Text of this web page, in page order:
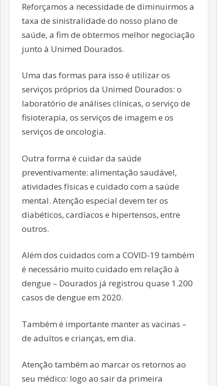
Reforçamos a necessidade de diminuirmos a
taxa de sinistralidade do nosso plano de
saúde, a fim de obtermos melhor negociação
junto à Unimed Dourados.
Uma das formas para isso é utilizar os
serviços próprios da Unimed Dourados: o
laboratório de análises clínicas, o serviço de
fisioterapia, os serviços de imagem e os
serviços de oncologia.
Outra forma é cuidar da saúde
preventivamente: alimentação saudável,
atividades físicas e cuidado com a saúde
mental. Atenção especial devem ter os
diabéticos, cardíacos e hipertensos, entre
outros.
Além dos cuidados com a COVID-19 também
é necessário muito cuidado em relação à
dengue – Dourados já registrou quase 1.200
casos de dengue em 2020.
Também é importante manter as vacinas –
de adultos e crianças, em dia.
Atenção também ao marcar os retornos ao
seu médico: logo ao sair da primeira